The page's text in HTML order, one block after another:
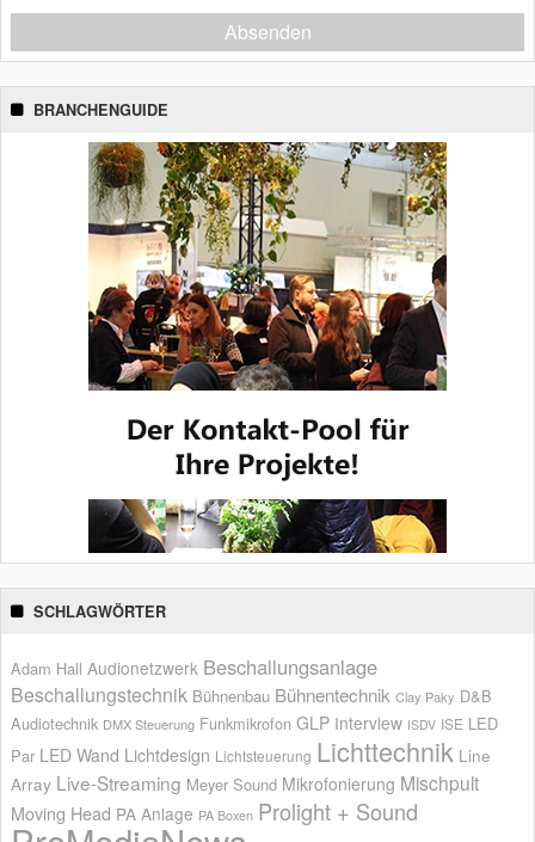
Absenden
BRANCHENGUIDE
SCHLAGWÖRTER
Adam Hall Audionetzwerk Beschallungsanlage
Beschallungstechnik Bühnenbau Bühnentechnik Clay Paky D&B
Audiotechnik DMX Steuerung Funkmikrofon GLP Interview ISDV ISE LED
Par LED Wand Lichtdesign Lichtsteuerung Lichttechnik Line
Array Live-Streaming Meyer Sound Mikrofonierung Mischpult
Moving Head PA Anlage PA Boxen Prolight + Sound